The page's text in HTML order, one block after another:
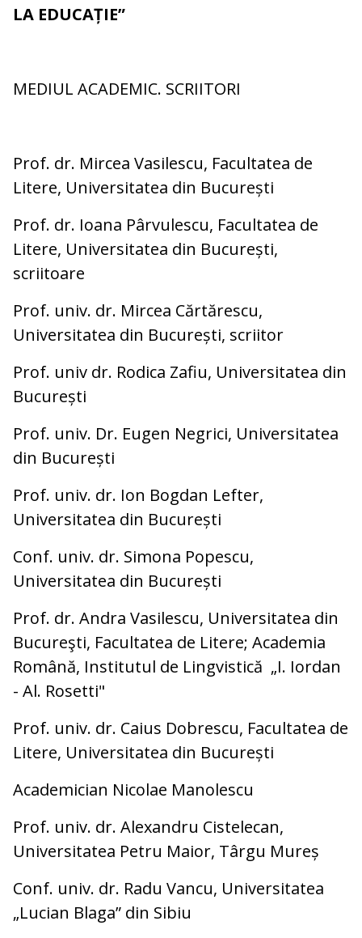
LA EDUCAȚIE”
MEDIUL ACADEMIC. SCRIITORI
Prof. dr. Mircea Vasilescu, Facultatea de
Litere, Universitatea din București
Prof. dr. Ioana Pârvulescu, Facultatea de
Litere, Universitatea din București,
scriitoare
Prof. univ. dr. Mircea Cărtărescu,
Universitatea din București, scriitor
Prof. univ dr. Rodica Zafiu, Universitatea din
București
Prof. univ. Dr. Eugen Negrici, Universitatea
din București
Prof. univ. dr. Ion Bogdan Lefter,
Universitatea din București
Conf. univ. dr. Simona Popescu,
Universitatea din București
Prof. dr. Andra Vasilescu, Universitatea din
Bucureşti, Facultatea de Litere; Academia
Română, Institutul de Lingvistică „I. Iordan
- Al. Rosetti"
Prof. univ. dr. Caius Dobrescu, Facultatea de
Litere, Universitatea din București
Academician Nicolae Manolescu
Prof. univ. dr. Alexandru Cistelecan,
Universitatea Petru Maior, Târgu Mureș
Conf. univ. dr. Radu Vancu, Universitatea
„Lucian Blaga” din Sibiu